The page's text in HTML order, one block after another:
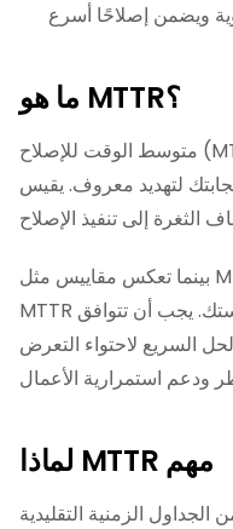
ما هو MTTR؟
متوسط الوقت للإصلاح (MTTR) هو مقياس رئيسي في الأمن
لتهديد معروف. يقيس
بينما تعكس مقاييس مثل MTTD سرعة الاكتشاف، يكشف
MTTR عن كفاءة الإصلاح الحقيقية في مؤسستك. يجب أن تتوافق
السريع لاحتواء التعرض
لماذا MTTR مهم
الزمنية التقليدية